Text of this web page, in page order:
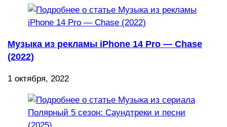
Музыка из рекламы iPhone 14 Pro — Chase
(2022)
1 октября, 2022